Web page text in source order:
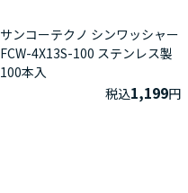
サンコーテクノ シンワッシャー
FCW-4X13S-100 ステンレス製
100本入
税込1,199円